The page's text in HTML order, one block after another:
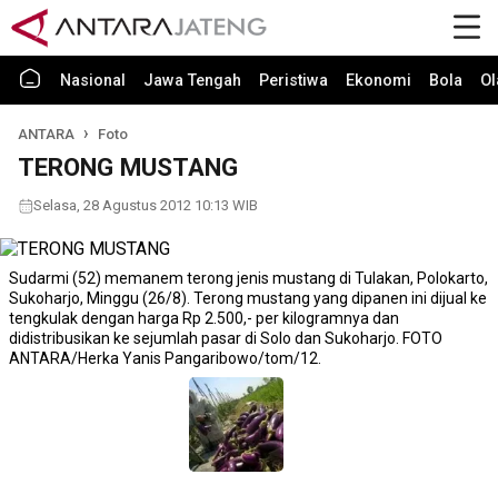
Nasional Jawa Tengah Peristiwa Ekonomi Bola
ANTARA Foto
TERONG MUSTANG
Selasa, 28 Agustus 2012 10:13 WIB
Sudarmi (52) memanem terong jenis mustang di Tulakan, Polokarto,
Sukoharjo, Minggu (26/8). Terong mustang yang dipanen ini dijual ke
tengkulak dengan harga Rp 2.500,- per kilogramnya dan
didistribusikan ke sejumlah pasar di Solo dan Sukoharjo. FOTO
ANTARA/Herka Yanis Pangaribowo/tom/12.